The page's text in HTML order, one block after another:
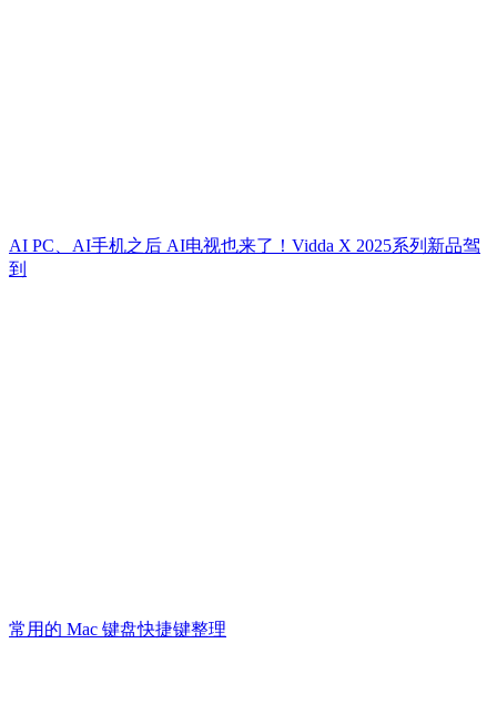
AI PC、AI手机之后 AI电视也来了！Vidda X 2025系列新品驾
到
常用的 Mac 键盘快捷键整理